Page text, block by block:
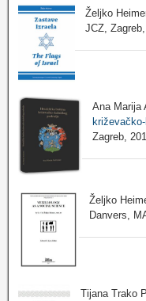
Željko
JCZ, Zagreb,
Ana Marija
Zagreb,
Željko
Danvers,
Tijana Trako